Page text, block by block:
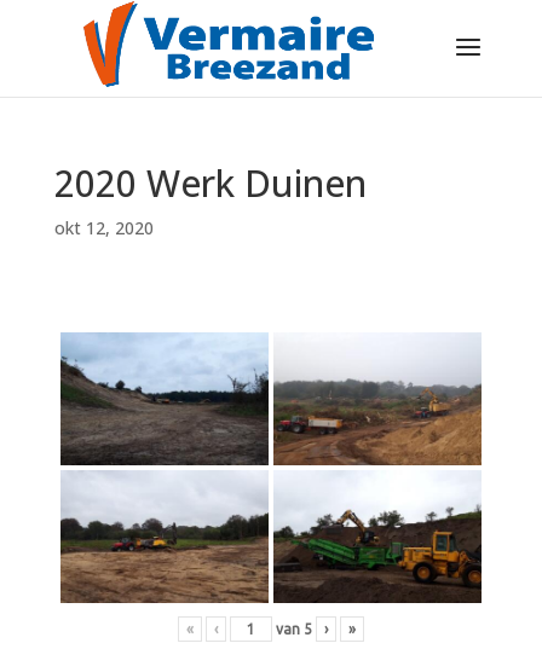
2020 Werk Duinen
okt 12, 2020
« ‹ van 5 › »